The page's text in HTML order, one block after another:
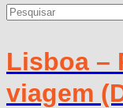
Lisboa –
viagem